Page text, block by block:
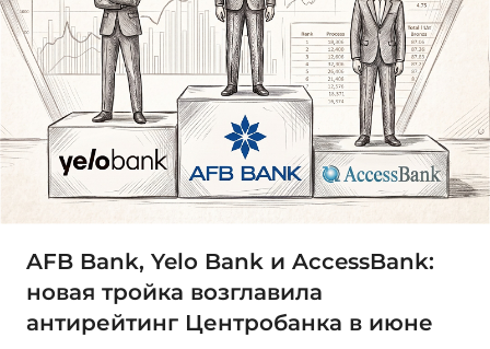
AFB Bank, Yelo Bank и AccessBank:
новая тройка возглавила
антирейтинг Центробанка в июне